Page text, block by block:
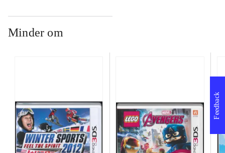
Minder om
Feedback